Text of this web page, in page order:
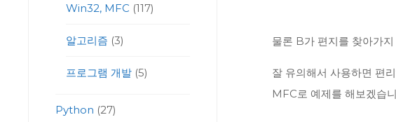
물론 B가 편지를 찾아가
잘 유의해서 사용하면 편
MFC로 예제를 해보겠습
Win32, MFC (117)
알고리즘 (3)
프로그램 개발(5)
Python (27)